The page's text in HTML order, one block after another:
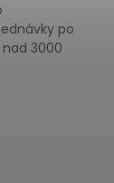
po
nad 3000